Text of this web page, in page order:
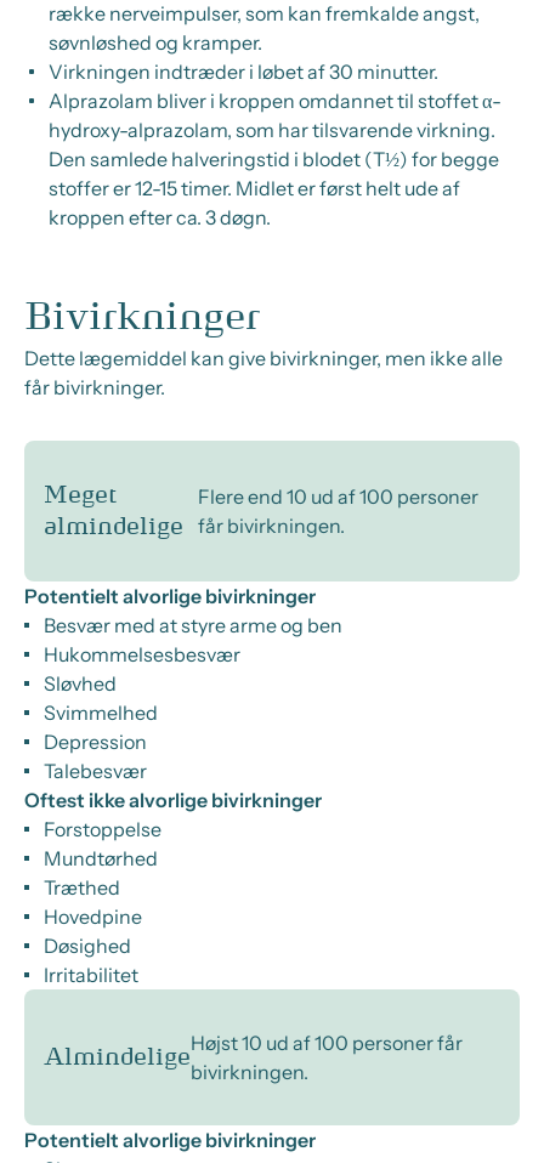
række nerveimpulser, som kan fremkalde angst,
søvnløshed og kramper.
Virkningen indtræder i løbet af 30 minutter.
Alprazolam bliver i kroppen omdannet til stoffet α-
hydroxy-alprazolam, som har tilsvarende virkning.
Den samlede halveringstid i blodet (T½) for begge
stoffer er 12-15 timer. Midlet er først helt ude af
kroppen efter ca. 3 døgn.
Bivirkninger
Dette lægemiddel kan give bivirkninger, men ikke alle
får bivirkninger.
Meget
almindelige
Flere end 10 ud af 100 personer
får bivirkningen.
Potentielt alvorlige bivirkninger
Besvær med at styre arme og ben
Hukommelsesbesvær
Sløvhed
Svimmelhed
Depression
Talebesvær
Oftest ikke alvorlige bivirkninger
Forstoppelse
Mundtørhed
Træthed
Hovedpine
Døsighed
Irritabilitet
Almindelige
Højst 10 ud af 100 personer får
bivirkningen.
Potentielt alvorlige bivirkninger